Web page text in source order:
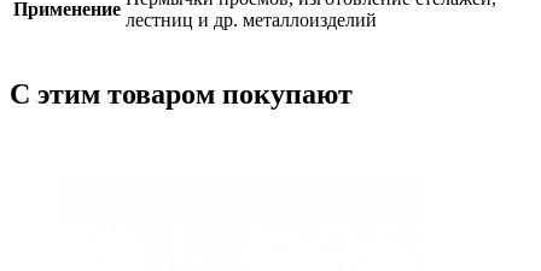
Применение
лестниц и др. металлоизделий
С этим товаром покупают